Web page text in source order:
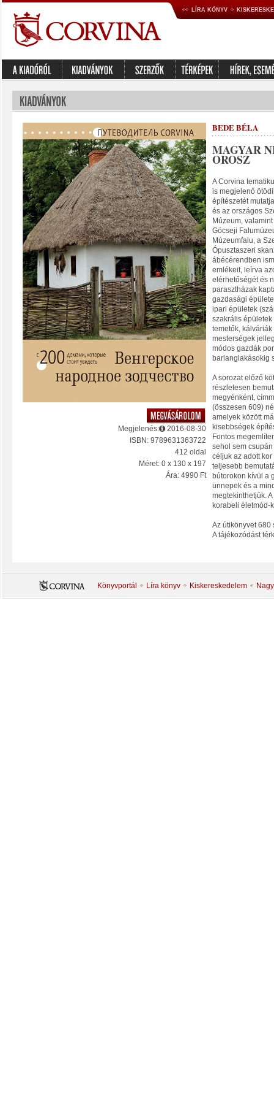
LÍRA KÖNYV
Megjelenés:
2016-08-30
ISBN: 9789631363722
412 oldal
Méret: 0 x 130 x 197
Ára: 4990 Ft
BEDE BÉLA
MAGYAR
OROSZ
A Corvina
is megjelenő
építészetét
és az országos
Múzeum,
Göcseji
Múzeumfalu, a
Ópusztaszeri
ábécérendben
emlékeit, leírva
elérhetőségét és
parasztházak
gazdasági
ipari épületek
szakrális
temetők,
mesterségek
módos gazdák
barlanglakásokig
A sorozat előző
részletesen
megyénként,
(összesen 609)
amelyek között
kisebbségek
Fontos
sehol sem
céljuk az adott
teljesebb
bútorokon kívül a
ünnepek és a
megtekinthetjük.
korabeli életmód-
Az útikönyvet 680
A tájékozódást
Könyvportál Líra könyv Kiskereskedelem